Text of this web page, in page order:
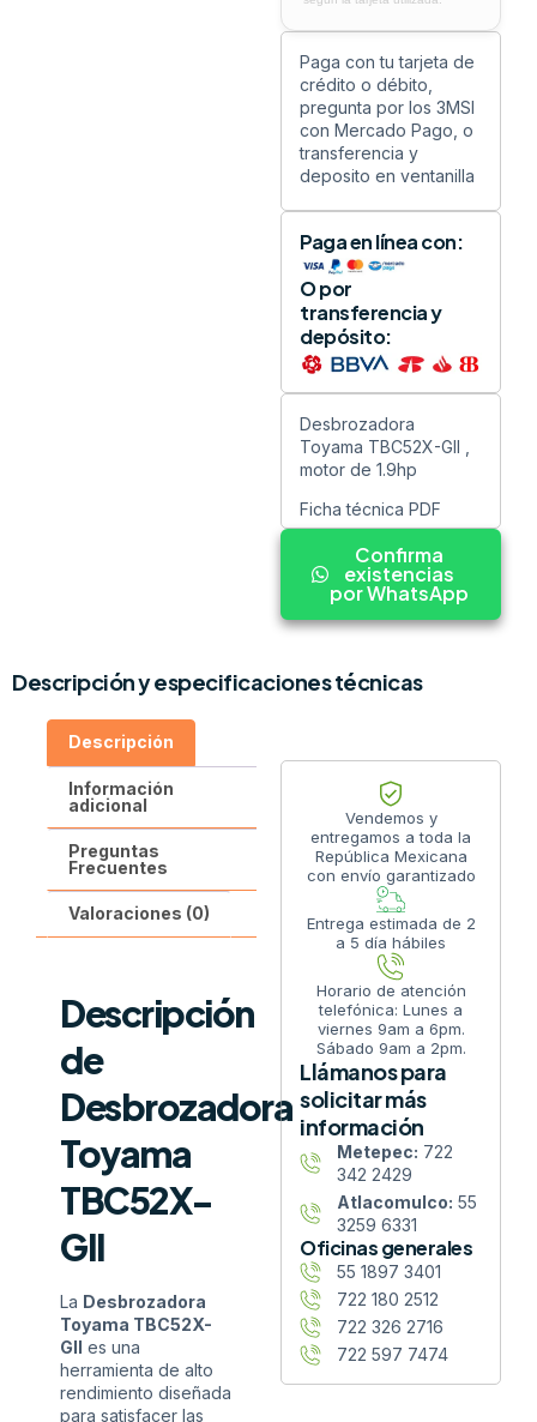
Paga con tu tarjeta de
crédito o débito,
pregunta por los 3MSI
con Mercado Pago, o
transferencia y
deposito en ventanilla
Paga en línea con:
O por
transferencia y
depósito:
Desbrozadora
Toyama TBC52X-GII ,
motor de 1.9hp
Ficha técnica PDF
Confirma
existencias
por WhatsApp
Descripción y especificaciones técnicas
Descripción
Información
adicional
Preguntas
Frecuentes
Valoraciones (0)
Descripción
de
Desbrozadora
Toyama
TBC52X-
GII
La Desbrozadora
Toyama TBC52X-
GII es una
herramienta de alto
rendimiento diseñada
para satisfacer las
Vendemos y
entregamos a toda la
República Mexicana
con envío garantizado
Entrega estimada de 2
a 5 día hábiles
Horario de atención
telefónica: Lunes a
viernes 9am a 6pm.
Sábado 9am a 2pm.
Llámanos para
solicitar más
información
Metepec: 722
342 2429
Atlacomulco: 55
3259 6331
Oficinas generales
55 1897 3401
722 180 2512
722 326 2716
722 597 7474